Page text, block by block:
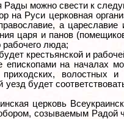
Рады можно свести к
на Руси церковная
а цареславие
царя и панов
рабочего люда;
крестьянской и
епископами на началах
приходских, волостных
будет
церковь
созываемым Радой